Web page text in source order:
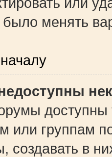
менять
доступны
или группам
создавать в